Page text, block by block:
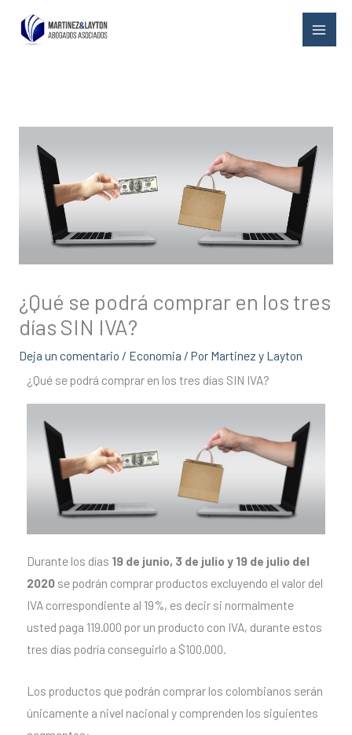
¿Qué se podrá comprar en los tres
días SIN IVA?
Deja un comentario / Economia / Por Martinez y Layton
¿Qué se podrá comprar en los tres días SIN IVA?
Durante los días 19 de junio, 3 de julio y 19 de julio del
2020se podrán comprar productos excluyendo el valor del
IVA correspondiente al 19%, es decir si normalmente
usted paga 119.000 por un producto con IVA, durante estos
tres días podría conseguirlo a $100.000.
Los productos que podrán comprar los colombianos serán
únicamente a nivel nacional y comprenden los siguientes